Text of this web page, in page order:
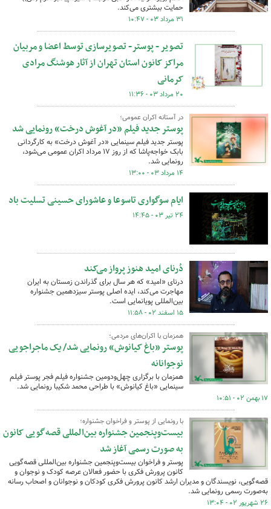
حمایت بیشتری می‌کند.
۳۱ مرداد ۰۳ - ۱۰:۴۷
تصویر - پوستر- تصویرسازی توسط اعضا و مربیان
مراکز کانون استان تهران از آثار هوشنگ مرادی
کرمانی
۲۰ مرداد ۰۳ - ۱۱:۳۶
در آستانه اکران عمومی؛
پوستر جدید فیلم «در آغوش درخت» رونمایی شد
پوستر جدید فیلم سینمایی «در آغوش درخت» به کارگردانی
بابک خواجه‌پاشا که از روز ۱۷ مرداد اکران عمومی می‌شود،
رونمایی شد.
۱۴ مرداد ۰۳ - ۱۳:۰۰
ایام سوگواری تاسوعا و عاشورای حسینی تسلیت باد
۲۴ تیر ۰۳ - ۱۴:۴۵
دُرنای امید هنوز پرواز می‌کند
درنای «امید» که هر سال برای گذراندن زمستان به ایران
مهاجرت می‌کند، ایده اصلی پوستر سیزدهمین جشنواره
بین‌المللی پویانمایی است.
۱۵ اسفند ۰۲ - ۱۱:۵۸
همزمان با اکران‌های مردمی؛
پوستر «باغ کیانوش» رونمایی شد/ یک ماجراجویی
نوجوانانه
همزمان با برگزاری چهل‌ودومین جشنواره فیلم فجر پوستر فیلم
سینمایی «باغ کیانوش» با طراحی محمد شکیبا رونمایی شد.
۱۷ بهمن ۰۲ - ۱۰:۵۱
با رونمایی از پوستر و فراخوان جشنواره؛
بیست‌وپنجمین جشنواره بین‌المللی قصه‌گویی کانون
به صورت رسمی آغاز شد
پوستر و فراخوان بیست‌وپنجمین جشنواره بین‌المللی قصه‌گویی
کانون پرورش فکری با حضور فعالان عرصه کودک و نوجوان و
قصه‌گویی، نویسندگان و مدیران ارشد کانون پرورش فکری کودکان و نوجوانان و اصحاب رسانه
به‌صورت رسمی رونمایی شد.
۲۶ شهریور ۰۲ - ۱۳:۰۴